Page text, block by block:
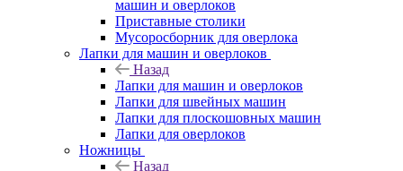
машин и оверлоков
Приставные столики
Мусоросборник для оверлока
Лапки для машин и оверлоков
Назад
Лапки для машин и оверлоков
Лапки для швейных машин
Лапки для плоскошовных машин
Лапки для оверлоков
Ножницы
Назад